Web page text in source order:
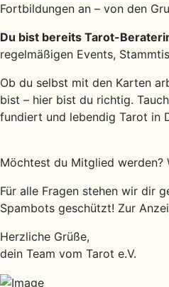
Fortbildungen an – von den
Du bist bereits Tarot-
regelmäßigen Events,
Ob du selbst mit den Karten
bist – hier bist du richtig.
fundiert und lebendig Tarot in
Möchtest du Mitglied werden?
Für alle Fragen stehen wir dir
Spambots geschützt! Zur
Herzliche Grüße,
dein Team vom Tarot e.V.